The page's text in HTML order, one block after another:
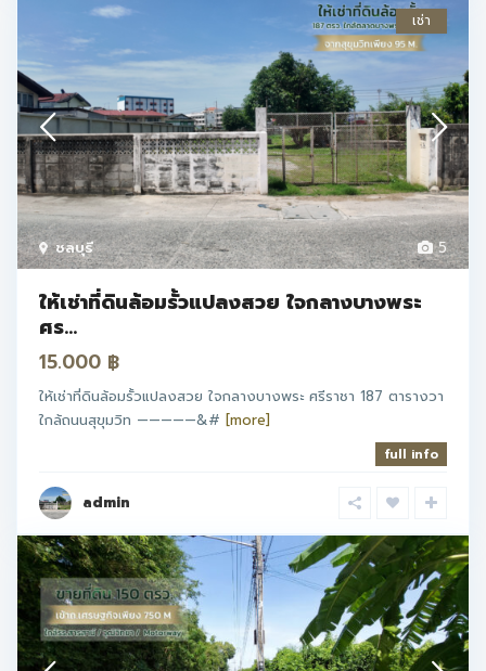
5
ชลบุรี
เช่า
ให้เช่าที่ดินล้อมรั้วแปลงสวย ใจกลางบางพระ
ศร...
15.000 ฿
ให้เช่าที่ดินล้อมรั้วแปลงสวย ใจกลางบางพระ ศรีราชา 187 ตารางวา
ใกล้ถนนสุขุมวิท —————&# [more]
full info
admin